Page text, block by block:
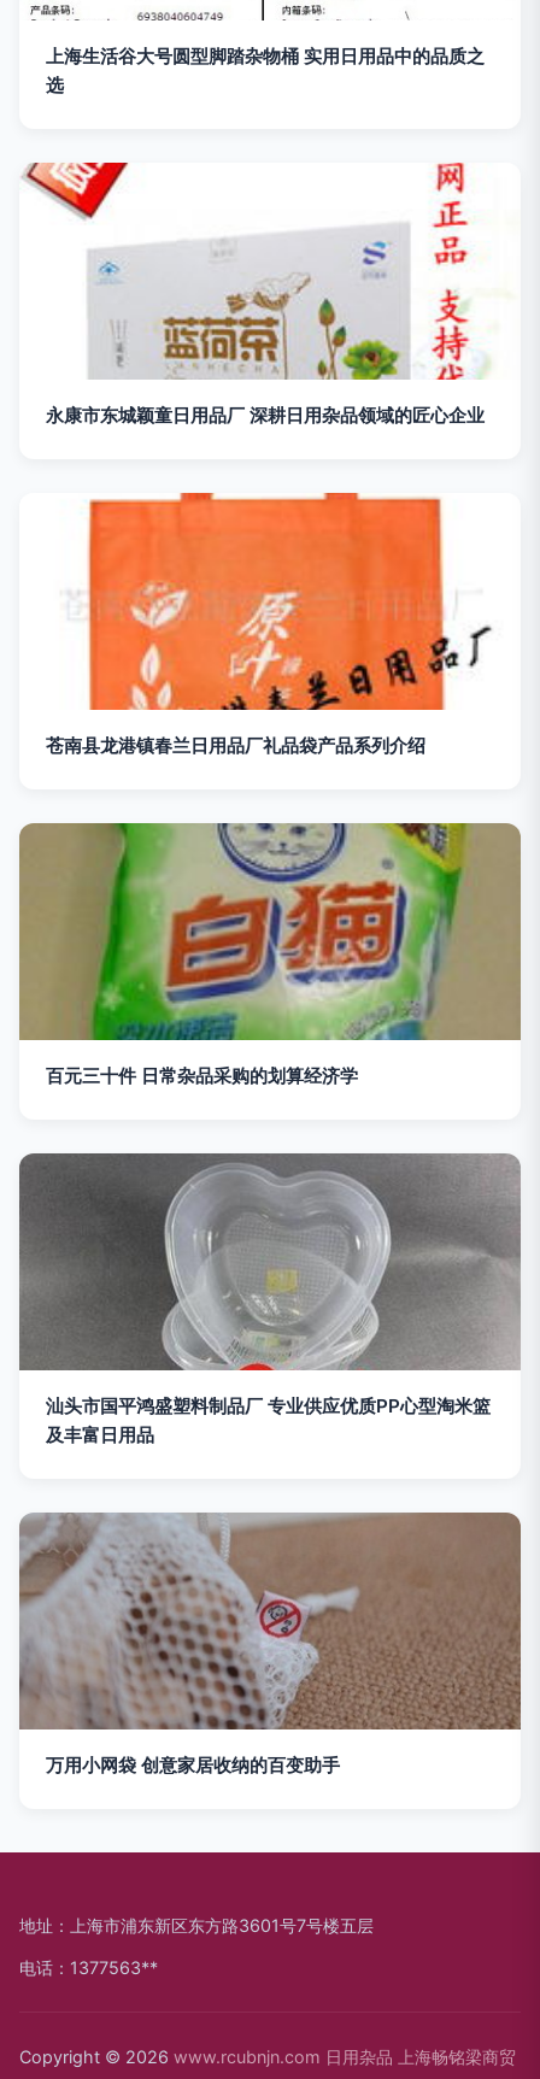
上海生活谷大号圆型脚踏杂物桶 实用日用品中的品质之
选
永康市东城颖童日用品厂 深耕日用杂品领域的匠心企业
苍南县龙港镇春兰日用品厂礼品袋产品系列介绍
百元三十件 日常杂品采购的划算经济学
汕头市国平鸿盛塑料制品厂 专业供应优质PP心型淘米篮
及丰富日用品
万用小网袋 创意家居收纳的百变助手
地址：上海市浦东新区东方路3601号7号楼五层
电话：1377563**
Copyright © 2026 www.rcubnjn.com 日用杂品
上海畅铭梁商贸